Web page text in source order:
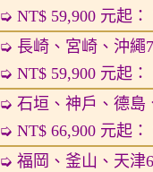
➭ NT$ 59,900 元起：
➭ 長崎、宮崎、沖繩
➭ NT$ 59,900 元起：
➭ 石垣、神戶、德島
➭ NT$ 66,900 元起：
➭ 福岡、釜山、天津